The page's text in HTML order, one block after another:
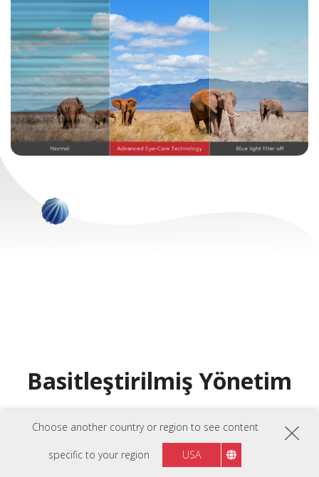
Choose another country or region to see content
specific to your region USA
Basitleştirilmiş Yönetim